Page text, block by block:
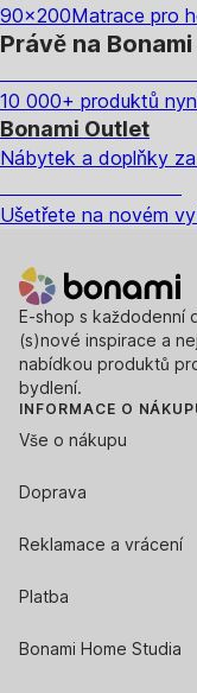
90x200Matrace pro
Právě na Bonami
10 000+ produktů
Bonami Outlet
Nábytek a doplňky
Ušetřete na novém
E-shop s každodenní
(s)nové inspirace a
nabídkou produktů
bydlení.
INFORMACE O
Vše o nákupu
Doprava
Reklamace a vrácení
Platba
Bonami Home Studia